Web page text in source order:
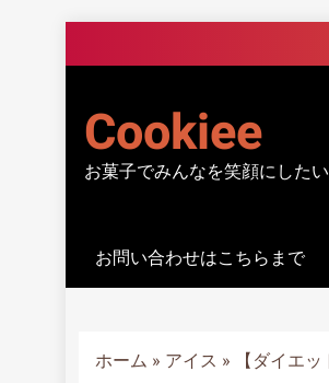
to
Cookiee
お菓子でみんなを笑顔にした
お問い合わせはこちらまで
ホーム » アイス » 【ダイエ